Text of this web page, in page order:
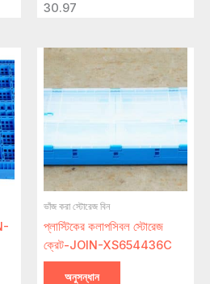
30.97
ভাঁজ করা স্টোরেজ বিন
প্লাস্টিকের কলাপসিবল স্টোরেজ
ক্রেট-JOIN-XS654436C
অনুসন্ধান